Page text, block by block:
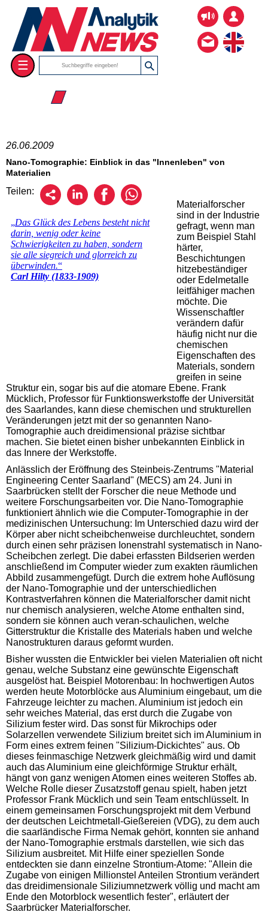
☰
☰ 2009
26.06.2009
Nano-Tomographie: Einblick in das "Innenleben" von
Materialien
Teilen:
Materialforscher
sind in der Industrie
gefragt, wenn man
zum Beispiel Stahl
härter,
Beschichtungen
hitzebeständiger
oder Edelmetalle
leitfähiger machen
möchte. Die
Wissenschaftler
verändern dafür
häufig nicht nur die
chemischen
Eigenschaften des
Materials, sondern
greifen in seine
Struktur ein, sogar bis auf die atomare Ebene. Frank
Mücklich, Professor für Funktionswerkstoffe der Universität
des Saarlandes, kann diese chemischen und strukturellen
Veränderungen jetzt mit der so genannten Nano-
Tomographie auch dreidimensional präzise sichtbar
machen. Sie bietet einen bisher unbekannten Einblick in
das Innere der Werkstoffe.
Anlässlich der Eröffnung des Steinbeis-Zentrums "Material
Engineering Center Saarland" (MECS) am 24. Juni in
Saarbrücken stellt der Forscher die neue Methode und
weitere Forschungsarbeiten vor. Die Nano-Tomographie
funktioniert ähnlich wie die Computer-Tomographie in der
medizinischen Untersuchung: Im Unterschied dazu wird der
Körper aber nicht scheibchenweise durchleuchtet, sondern
durch einen sehr präzisen Ionenstrahl systematisch in Nano-
Scheibchen zerlegt. Die dabei erfassten Bildserien werden
anschließend im Computer wieder zum exakten räumlichen
Abbild zusammengefügt. Durch die extrem hohe Auflösung
der Nano-Tomographie und der unterschiedlichen
Kontrastverfahren können die Materialforscher damit nicht
nur chemisch analysieren, welche Atome enthalten sind,
sondern sie können auch veran-schaulichen, welche
Gitterstruktur die Kristalle des Materials haben und welche
Nanostrukturen daraus geformt wurden.
Bisher wussten die Entwickler bei vielen Materialien oft nicht
genau, welche Substanz eine gewünschte Eigenschaft
ausgelöst hat. Beispiel Motorenbau: In hochwertigen Autos
werden heute Motorblöcke aus Aluminium eingebaut, um die
Fahrzeuge leichter zu machen. Aluminium ist jedoch ein
sehr weiches Material, das erst durch die Zugabe von
Silizium fester wird. Das sonst für Mikrochips oder
Solarzellen verwendete Silizium breitet sich im Aluminium in
Form eines extrem feinen "Silizium-Dickichtes" aus. Ob
dieses feinmaschige Netzwerk gleichmäßig wird und damit
auch das Aluminium eine gleichförmige Struktur erhält,
hängt von ganz wenigen Atomen eines weiteren Stoffes ab.
Welche Rolle dieser Zusatzstoff genau spielt, haben jetzt
Professor Frank Mücklich und sein Team entschlüsselt. In
einem gemeinsamen Forschungsprojekt mit dem Verbund
der deutschen Leichtmetall-Gießereien (VDG), zu dem auch
die saarländische Firma Nemak gehört, konnten sie anhand
der Nano-Tomographie erstmals darstellen, wie sich das
Silizium ausbreitet. Mit Hilfe einer speziellen Sonde
entdeckten sie dann einzelne Strontium-Atome: "Allein die
Zugabe von einigen Millionstel Anteilen Strontium verändert
das dreidimensionale Siliziumnetzwerk völlig und macht am
Ende den Motorblock wesentlich fester", erläutert der
Saarbrücker Materialforscher.